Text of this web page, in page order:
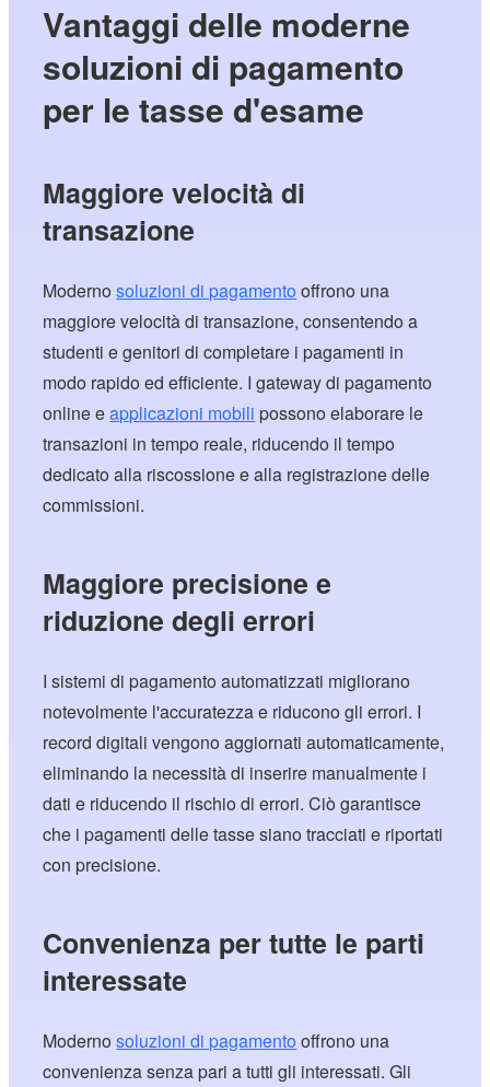
Vantaggi delle moderne
soluzioni di pagamento
per le tasse d'esame
Maggiore velocità di
transazione
Modernosoluzioni di pagamento offrono una
maggiore velocità di transazione, consentendo a
studenti e genitori di completare i pagamenti in
modo rapido ed efficiente. I gateway di pagamento
online eapplicazioni mobili possono elaborare le
transazioni in tempo reale, riducendo il tempo
dedicato alla riscossione e alla registrazione delle
commissioni.
Maggiore precisione e
riduzione degli errori
I sistemi di pagamento automatizzati migliorano
notevolmente l'accuratezza e riducono gli errori. I
record digitali vengono aggiornati automaticamente,
eliminando la necessità di inserire manualmente i
dati e riducendo il rischio di errori. Ciò garantisce
che i pagamenti delle tasse siano tracciati e riportati
con precisione.
Convenienza per tutte le parti
interessate
Modernosoluzioni di pagamento offrono una
convenienza senza pari a tutti gli interessati. Gli